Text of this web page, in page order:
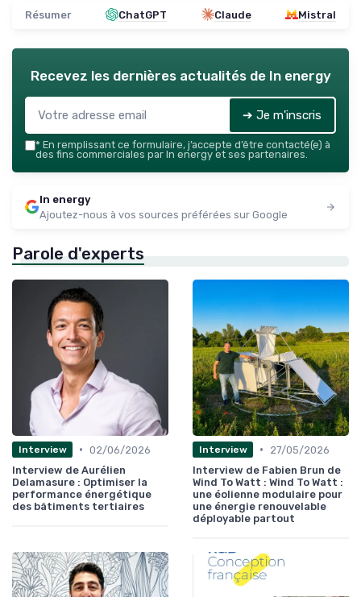
Résumer ChatGPT Claude Mistral
Recevez les dernières actualités de In energy
➔ Je m'inscris
* En remplissant ce formulaire, j’accepte d’être contacté(e) à
des fins commerciales par In energy et ses partenaires.
In energy
Ajoutez-nous à vos sources préférées sur Google
Parole d'experts
Interview • 02/06/2026
Interview de Aurélien
Delamasure : Optimiser la
performance énergétique
des bâtiments tertiaires
Interview •
27/05/2026
Interview de Fabien Brun de
Wind To Watt : Wind To Watt :
une éolienne modulaire pour
une énergie renouvelable
déployable partout